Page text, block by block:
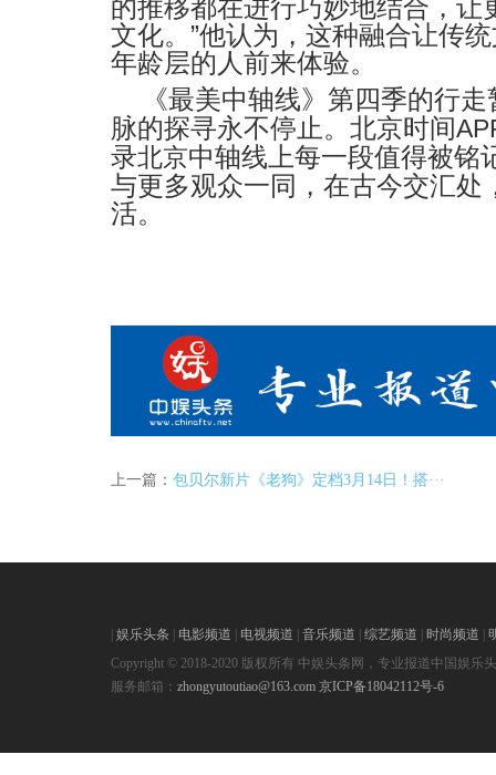
的推移都在进行巧妙地结合，
文化。 ”他认为，这种融合让传
年龄层的人前来体验。
《最美中轴线》第四季的行
脉的探寻永不停止。北京时间
录北京中轴线上每一段值得被铭
与更多观众一同，在古今交汇
活。
上一篇： 包贝尔新片《老狗》定档3月14日！搭···
娱乐头条 电影频道 电视频道 音乐频道 综艺频道 时尚频道
Copyright © 2018-2020 版权所有 中娱头条网，专业报道中国娱乐
服务邮箱： zhongyutoutiao@163.com 京ICP备18042112号-6